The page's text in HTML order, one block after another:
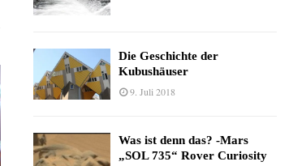
Die Geschichte der
Kubushäuser
9. Juli 2018
Was ist denn das? -Mars
„SOL 735“ Rover Curiosity